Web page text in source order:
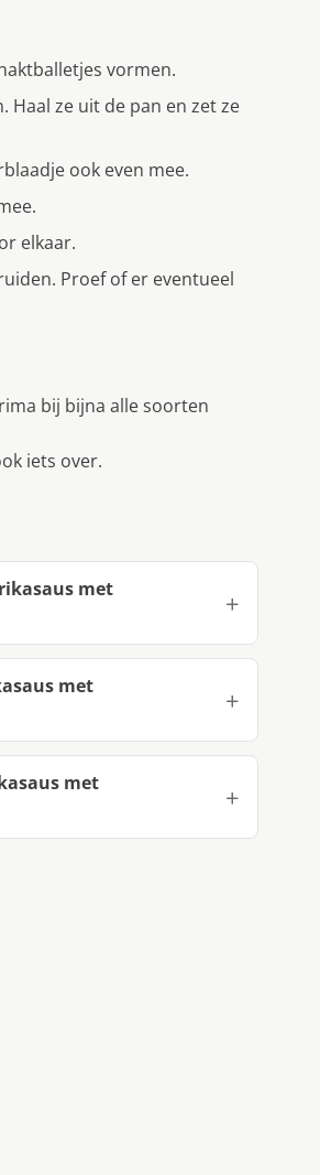
vormen.
ze uit de pan en zet ze
ook even mee.
elkaar.
Proef of er eventueel
bij bijna alle soorten
iets over.
met
met
met